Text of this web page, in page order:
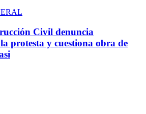
Civil denuncia
protesta y cuestiona obra de